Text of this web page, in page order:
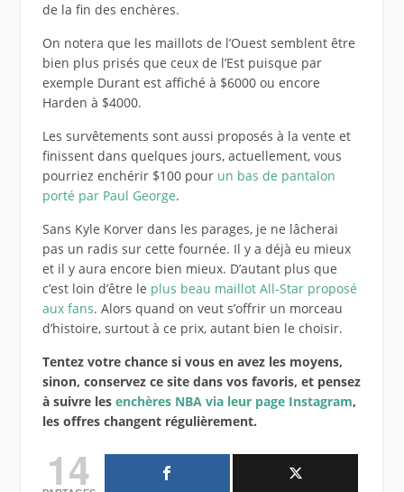
de la fin des enchères.
On notera que les maillots de l’Ouest semblent être
bien plus prisés que ceux de l’Est puisque par
exemple Durant est affiché à $6000 ou encore
Harden à $4000.
Les survêtements sont aussi proposés à la vente et
finissent dans quelques jours, actuellement, vous
pourriez enchérir $100 pour un bas de pantalon
porté par Paul George.
Sans Kyle Korver dans les parages, je ne lâcherai
pas un radis sur cette fournée. Il y a déjà eu mieux
et il y aura encore bien mieux. D’autant plus que
c’est loin d’être le plus beau maillot All-Star proposé
aux fans. Alors quand on veut s’offrir un morceau
d’histoire, surtout à ce prix, autant bien le choisir.
Tentez votre chance si vous en avez les moyens,
sinon, conservez ce site dans vos favoris, et pensez
à suivre les enchères NBA via leur page Instagram,
les offres changent régulièrement.
14